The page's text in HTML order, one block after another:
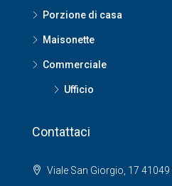
Porzione di casa
Maisonette
Commerciale
Ufficio
Contattaci
Viale San Giorgio, 17